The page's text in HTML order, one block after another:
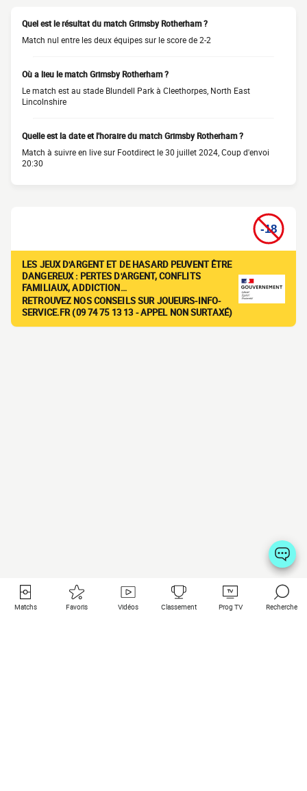
Quel est le résultat du match Grimsby Rotherham ?
Match nul entre les deux équipes sur le score de 2-2
Où a lieu le match Grimsby Rotherham ?
Le match est au stade Blundell Park à Cleethorpes, North East
Lincolnshire
Quelle est la date et l'horaire du match Grimsby Rotherham ?
Match à suivre en live sur Footdirect le 30 juillet 2024, Coup d'envoi
20:30
LES JEUX D'ARGENT ET DE HASARD PEUVENT ÊTRE
DANGEREUX : PERTES D'ARGENT, CONFLITS
FAMILIAUX, ADDICTION…
RETROUVEZ NOS CONSEILS SUR JOUEURS-INFO-
SERVICE.FR (09 74 75 13 13 - APPEL NON SURTAXÉ)
Matchs Favoris Vidéos Classement Prog TV Recherche